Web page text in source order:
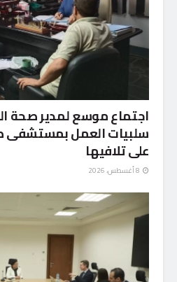
اجتماع موسع لمدير صحة
سلبيات العمل بمستشفى
على تلافيها